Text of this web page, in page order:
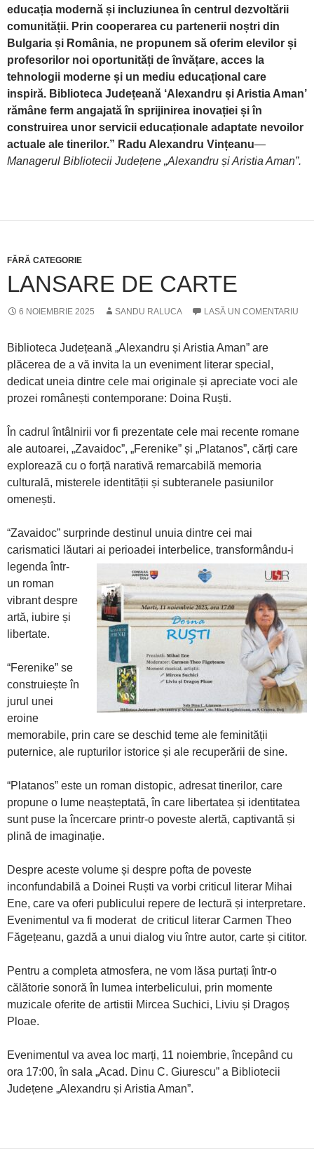
educația modernă și incluziunea în centrul dezvoltării
comunității. Prin cooperarea cu partenerii noștri din
Bulgaria și România, ne propunem să oferim elevilor și
profesorilor noi oportunități de învățare, acces la
tehnologii moderne și un mediu educațional care
inspiră. Biblioteca Județeană ‘Alexandru și Aristia Aman’
rămâne ferm angajată în sprijinirea inovației și în
construirea unor servicii educaționale adaptate nevoilor
actuale ale tinerilor.” Radu Alexandru Vințeanu—
Managerul Bibliotecii Județene „Alexandru și Aristia Aman”.
FĂRĂ CATEGORIE
LANSARE DE CARTE
6 NOIEMBRIE 2025 SANDU RALUCA LASĂ UN COMENTARIU
Biblioteca Județeană „Alexandru și Aristia Aman” are
plăcerea de a vă invita la un eveniment literar special,
dedicat uneia dintre cele mai originale și apreciate voci ale
prozei românești contemporane: Doina Ruști.
În cadrul întâlnirii vor fi prezentate cele mai recente romane
ale autoarei, „Zavaidoc”, „Ferenike” și „Platanos”, cărți care
explorează cu o forță narativă remarcabilă memoria
culturală, misterele identității și subteranele pasiunilor
omenești.
“Zavaidoc” surprinde destinul unuia dintre cei mai
carismatici lăutari ai perioadei interbelice, transformându-i
legenda într-
un roman
vibrant despre
artă, iubire și
libertate.
“Ferenike” se
construiește în
jurul unei
eroine
memorabile, prin care se deschid teme ale feminității
puternice, ale rupturilor istorice și ale recuperării de sine.
“Platanos” este un roman distopic, adresat tinerilor, care
propune o lume neașteptată, în care libertatea și identitatea
sunt puse la încercare printr-o poveste alertă, captivantă și
plină de imaginație.
Despre aceste volume și despre pofta de poveste
inconfundabilă a Doinei Ruști va vorbi criticul literar Mihai
Ene, care va oferi publicului repere de lectură și interpretare.
Evenimentul va fi moderat de criticul literar Carmen Theo
Făgețeanu, gazdă a unui dialog viu între autor, carte și cititor.
Pentru a completa atmosfera, ne vom lăsa purtați într-o
călătorie sonoră în lumea interbelicului, prin momente
muzicale oferite de artistii Mircea Suchici, Liviu și Dragoș
Ploae.
Evenimentul va avea loc marți, 11 noiembrie, începând cu
ora 17:00, în sala „Acad. Dinu C. Giurescu” a Bibliotecii
Județene „Alexandru și Aristia Aman”.